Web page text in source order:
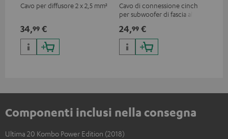
Cavo per diffusore 2 x 2,5 mm²
34,99 €
Cavo di connessione cinch
per subwoofer di fascia alta
24,99 €
Componenti inclusi nella consegna
Ultima 20 Kombo Power Edition (2018)